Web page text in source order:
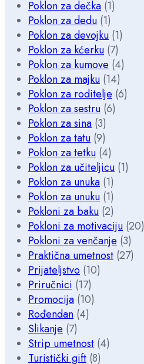
Poklon za dečka (1)
Poklon za dedu (1)
Poklon za devojku (1)
Poklon za kćerku (7)
Poklon za kumove (4)
Poklon za majku (14)
Poklon za roditelje (6)
Poklon za sestru (6)
Poklon za sina (3)
Poklon za tatu (9)
Poklon za tetku (4)
Poklon za učiteljicu (1)
Poklon za unuka (1)
Poklon za unuku (1)
Pokloni za baku (2)
Pokloni za motivaciju (20)
Pokloni za venčanje (3)
Praktična umetnost (27)
Prijateljstvo (10)
Priručnici (17)
Promocija (10)
Rođendan (4)
Slikanje (7)
Strip umetnost (4)
Turistički gift (8)